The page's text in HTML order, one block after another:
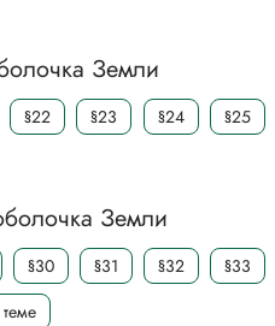
Земли
§22 §23 §24
§25
Земли
§30 §31 §32
§33